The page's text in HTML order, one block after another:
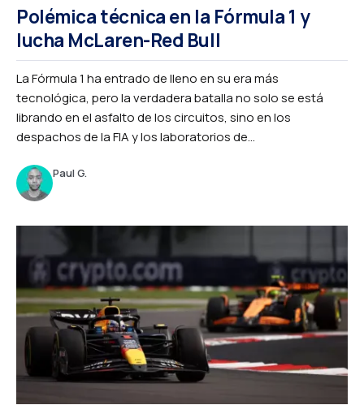
Polémica técnica en la Fórmula 1 y
lucha McLaren-Red Bull
La Fórmula 1 ha entrado de lleno en su era más
tecnológica, pero la verdadera batalla no solo se está
librando en el asfalto de los circuitos, sino en los
despachos de la FIA y los laboratorios de...
Paul G.